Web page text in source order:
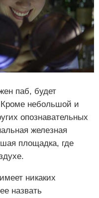
паб, будет
Кроме небольшой и
опознавательных
железная
площадка, где
никаких
назвать